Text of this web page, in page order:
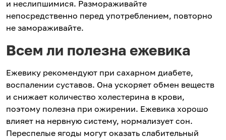
и неслипшимися. Размораживайте
непосредственно перед употреблением, повторно
не замораживайте.
Всем ли полезна ежевика
Ежевику рекомендуют при сахарном диабете,
воспалении суставов. Она ускоряет обмен веществ
и снижает количество холестерина в крови,
поэтому полезна при ожирении. Ежевика хорошо
влияет на нервную систему, нормализует сон.
Переспелые ягоды могут оказать слабительный